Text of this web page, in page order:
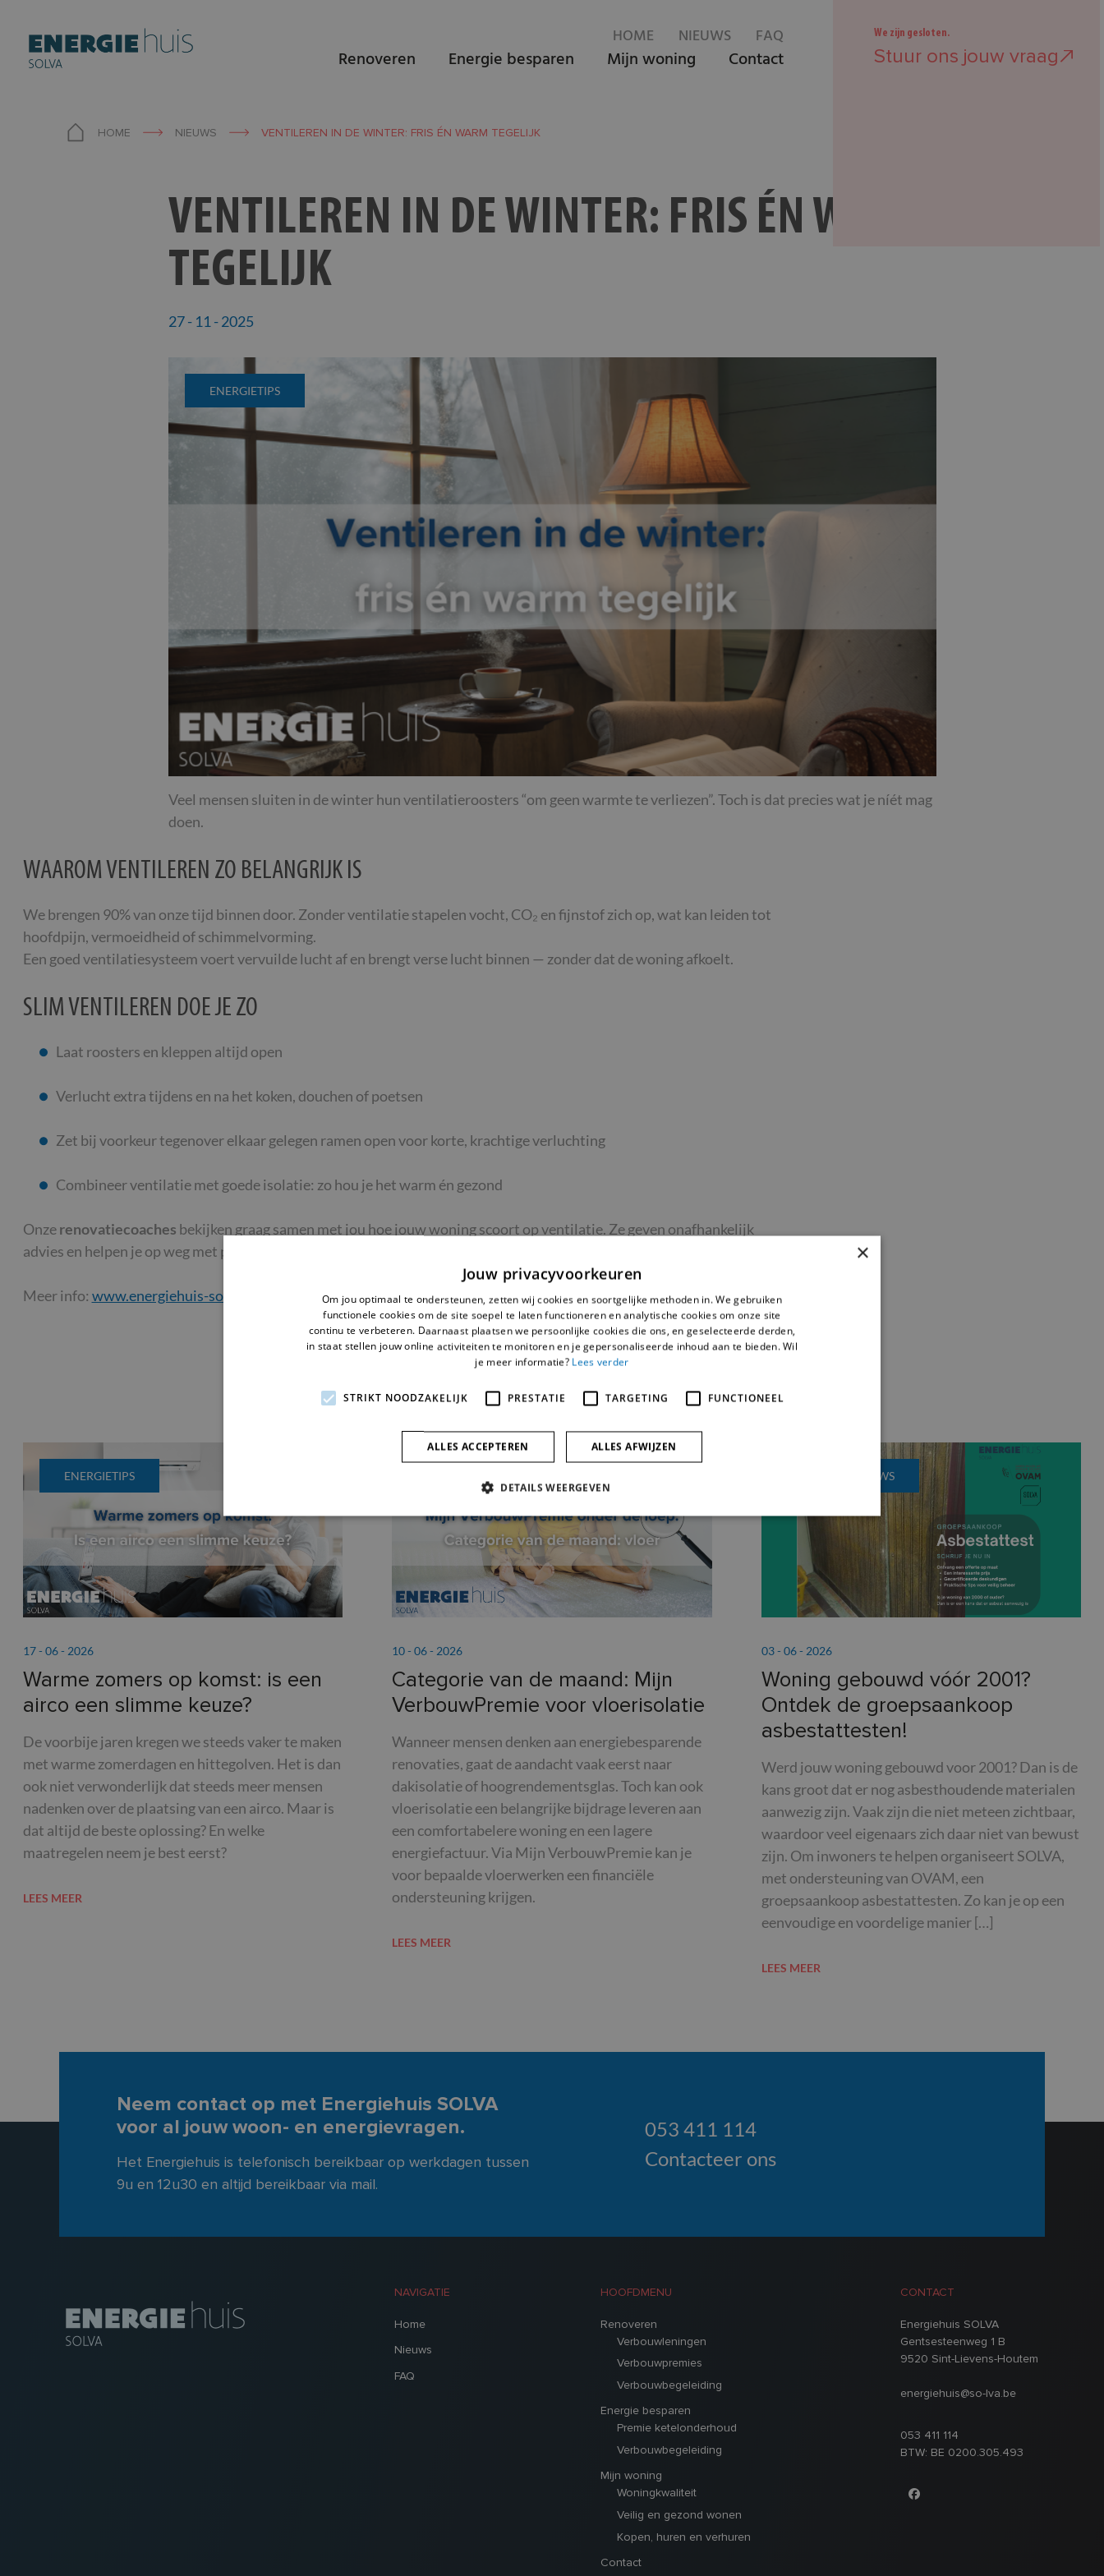
HOME NIEUWS FAQ
Renoveren Energie besparen Mijn woning Contact
We zijn gesloten.
Stuur ons jouw vraag
HOME NIEUWS VENTILEREN IN DE WINTER: FRIS ÉN WARM TEGELIJK
VENTILEREN IN DE WINTER: FRIS ÉN WARM
TEGELIJK
27 - 11 - 2025
ENERGIETIPS
Veel mensen sluiten in de winter hun ventilatieroosters “om geen warmte te verliezen”. Toch is dat precies wat je níét mag
doen.
WAAROM VENTILEREN ZO BELANGRIJK IS
We brengen 90% van onze tijd binnen door. Zonder ventilatie stapelen vocht, CO₂ en fijnstof zich op, wat kan leiden tot
hoofdpijn, vermoeidheid of schimmelvorming.
Een goed ventilatiesysteem voert vervuilde lucht af en brengt verse lucht binnen — zonder dat de woning afkoelt.
SLIM VENTILEREN DOE JE ZO
Laat roosters en kleppen altijd open
Verlucht extra tijdens en na het koken, douchen of poetsen
Zet bij voorkeur tegenover elkaar gelegen ramen open voor korte, krachtige verluchting
Combineer ventilatie met goede isolatie: zo hou je het warm én gezond
Onzerenovatiecoaches bekijken graag samen met jou hoe jouw woning scoort op ventilatie. Ze geven onafhankelijk
advies en helpen je op weg met premies of financiering.
Meer info: www.energiehuis-solva.be/mijnverbouwbegeleiding
ARTIKELEN IN DEZE SECTIE
ENERGIETIPS
17 - 06 - 2026
Warme zomers op komst: is een
airco een slimme keuze?
De voorbije jaren kregen we steeds vaker te maken
met warme zomerdagen en hittegolven. Het is dan
ook niet verwonderlijk dat steeds meer mensen
nadenken over de plaatsing van een airco. Maar is
dat altijd de beste oplossing? En welke
maatregelen neem je best eerst?
LEES MEER
10 - 06 - 2026
Categorie van de maand: Mijn
VerbouwPremie voor vloerisolatie
Wanneer mensen denken aan energiebesparende
renovaties, gaat de aandacht vaak eerst naar
dakisolatie of hoogrendementsglas. Toch kan ook
vloerisolatie een belangrijke bijdrage leveren aan
een comfortabelere woning en een lagere
energiefactuur. Via Mijn VerbouwPremie kan je
voor bepaalde vloerwerken een financiële
ondersteuning krijgen.
LEES MEER
ENERGIENIEUWS
03 - 06 - 2026
Woning gebouwd vóór 2001?
Ontdek de groepsaankoop
asbestattesten!
Werd jouw woning gebouwd voor 2001? Dan is de
kans groot dat er nog asbesthoudende materialen
aanwezig zijn. Vaak zijn die niet meteen zichtbaar,
waardoor veel eigenaars zich daar niet van bewust
zijn. Om inwoners te helpen organiseert SOLVA,
met ondersteuning van OVAM, een
groepsaankoop asbestattesten. Zo kan je op een
eenvoudige en voordelige manier […]
LEES MEER
Neem contact op met Energiehuis SOLVA
voor al jouw woon- en energievragen.
Het Energiehuis is telefonisch bereikbaar op werkdagen tussen
9u en 12u30 en altijd bereikbaar via mail.
053 411 114
Contacteer ons
NAVIGATIE
Home
Nieuws
FAQ
HOOFDMENU
Renoveren
Verbouwleningen
Verbouwpremies
Verbouwbegeleiding
Energie besparen
Premie ketelonderhoud
Verbouwbegeleiding
Mijn woning
Woningkwaliteit
Veilig en gezond wonen
Kopen, huren en verhuren
Contact
CONTACT
Energiehuis SOLVA
Gentsesteenweg 1 B
9520 Sint-Lievens-Houtem
energiehuis@so-lva.be
053 411 114
BTW: BE 0200.305.493
×
Jouw privacyvoorkeuren
Om jou optimaal te ondersteunen, zetten wij cookies en soortgelijke methoden in. We gebruiken
functionele cookies om de site soepel te laten functioneren en analytische cookies om onze site
continu te verbeteren. Daarnaast plaatsen we persoonlijke cookies die ons, en geselecteerde derden,
in staat stellen jouw online activiteiten te monitoren en je gepersonaliseerde inhoud aan te bieden. Wil
je meer informatie? Lees verder
STRIKT NOODZAKELIJK PRESTATIE TARGETING FUNCTIONEEL
ALLES ACCEPTEREN ALLES AFWIJZEN
DETAILS WEERGEVEN